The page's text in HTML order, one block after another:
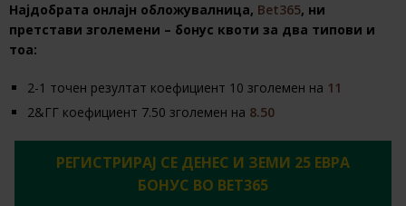
Најдобрата онлајн обложувалница, Bet365, ни
претстави зголемени – бонус квоти за два типови и
тоа:
2-1 точен резултат коефициент 10 зголемен на 11
2&ГГ коефициент 7.50 зголемен на 8.50
РЕГИСТРИРАЈ СЕ ДЕНЕС И ЗЕМИ 25 ЕВРА
БОНУС ВО BET365